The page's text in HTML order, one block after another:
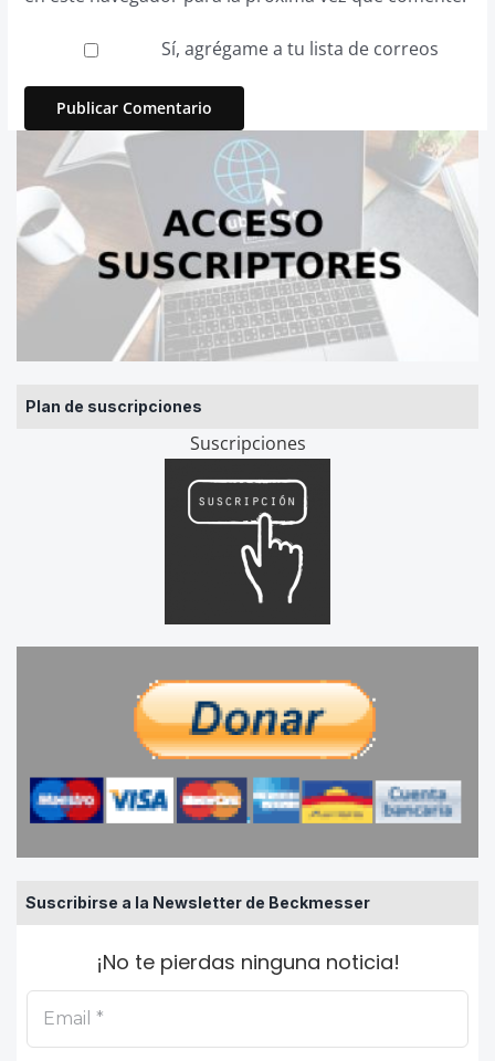
Plan de suscripciones
Suscripciones
Suscribirse a la Newsletter de Beckmesser
¡No te pierdas ninguna noticia!
Sí, agrégame a tu lista de correos